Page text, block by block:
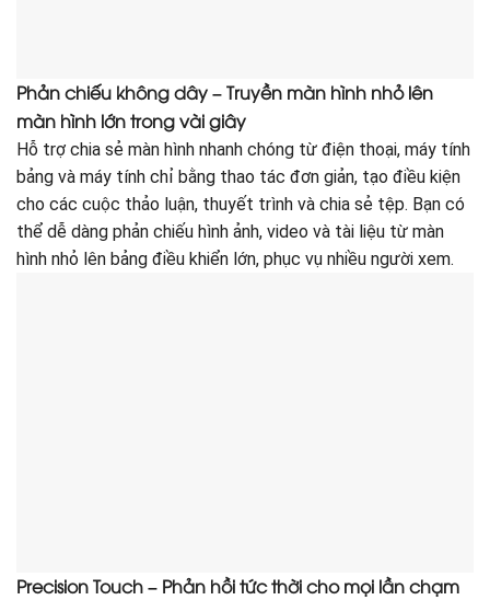
Phản chiếu không dây – Truyền màn hình nhỏ lên
màn hình lớn trong vài giây
Hỗ trợ chia sẻ màn hình nhanh chóng từ điện thoại, máy tính
bảng và máy tính chỉ bằng thao tác đơn giản, tạo điều kiện
cho các cuộc thảo luận, thuyết trình và chia sẻ tệp. Bạn có
thể dễ dàng phản chiếu hình ảnh, video và tài liệu từ màn
hình nhỏ lên bảng điều khiển lớn, phục vụ nhiều người xem.
Precision Touch – Phản hồi tức thời cho mọi lần chạm